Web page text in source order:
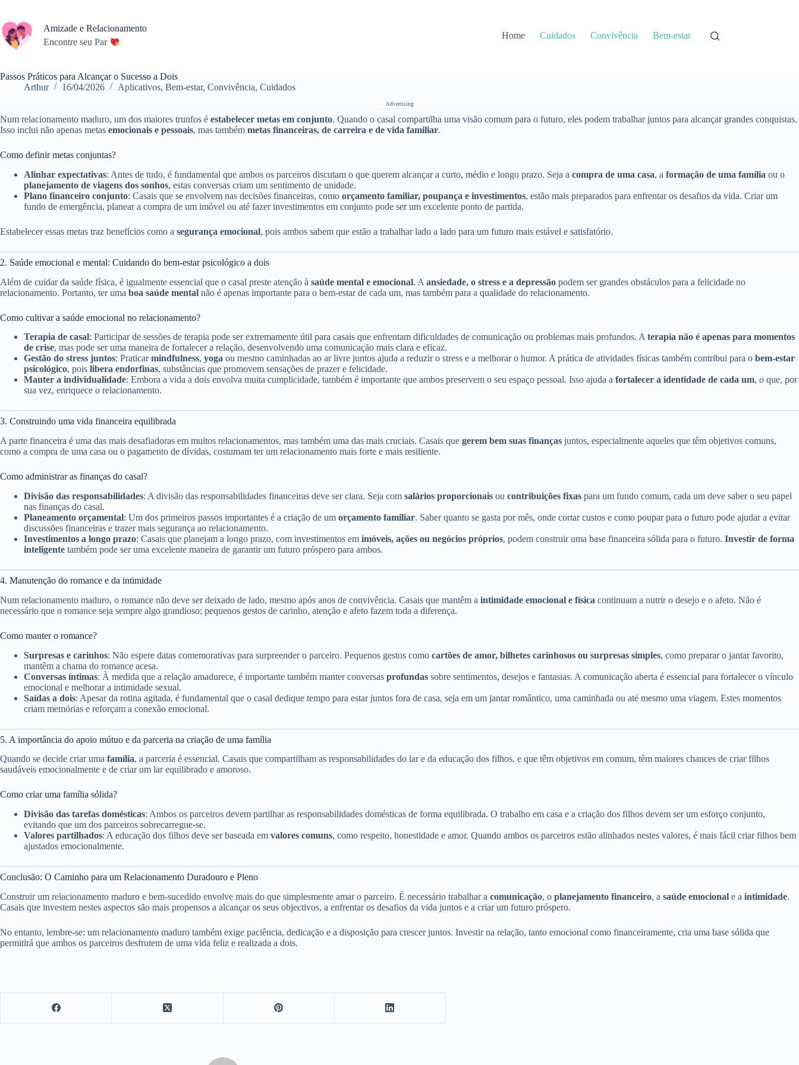
o
conteúdo
Amizade e Relacionamento
Encontre seu Par
Home Cuidados Convivência Bem-estar
Passos Práticos para Alcançar o Sucesso a Dois
Arthur
16/04/2026 Aplicativos, Bem-estar, Convivência, Cuidados
Advertising
Num relacionamento maduro, um dos maiores trunfos é estabelecer metas em conjunto. Quando o casal compartilha uma visão comum para o futuro, eles podem trabalhar juntos para alcançar grandes conquistas.
Isso inclui não apenas metas emocionais e pessoais, mas também metas financeiras, de carreira e de vida familiar.
Como definir metas conjuntas?
Alinhar expectativas: Antes de tudo, é fundamental que ambos os parceiros discutam o que querem alcançar a curto, médio e longo prazo. Seja a compra de uma casa, a formação de uma família ou o
planejamento de viagens dos sonhos, estas conversas criam um sentimento de unidade.
Plano financeiro conjunto: Casais que se envolvem nas decisões financeiras, como orçamento familiar, poupança e investimentos, estão mais preparados para enfrentar os desafios da vida. Criar um
fundo de emergência, planear a compra de um imóvel ou até fazer investimentos em conjunto pode ser um excelente ponto de partida.
Estabelecer essas metas traz benefícios como a segurança emocional, pois ambos sabem que estão a trabalhar lado a lado para um futuro mais estável e satisfatório.
2. Saúde emocional e mental: Cuidando do bem-estar psicológico a dois
Além de cuidar da saúde física, é igualmente essencial que o casal preste atenção à saúde mental e emocional. A ansiedade, o stress e a depressão podem ser grandes obstáculos para a felicidade no
relacionamento. Portanto, ter uma boa saúde mental não é apenas importante para o bem-estar de cada um, mas também para a qualidade do relacionamento.
Como cultivar a saúde emocional no relacionamento?
Terapia de casal: Participar de sessões de terapia pode ser extremamente útil para casais que enfrentam dificuldades de comunicação ou problemas mais profundos. A terapia não é apenas para momentos
de crise, mas pode ser uma maneira de fortalecer a relação, desenvolvendo uma comunicação mais clara e eficaz.
Gestão do stress juntos: Praticarmindfulness, yoga ou mesmo caminhadas ao ar livre juntos ajuda a reduzir o stress e a melhorar o humor. A prática de atividades físicas também contribui para o bem-estar
psicológico, pois libera endorfinas, substâncias que promovem sensações de prazer e felicidade.
Manter a individualidade: Embora a vida a dois envolva muita cumplicidade, também é importante que ambos preservem o seu espaço pessoal. Isso ajuda a fortalecer a identidade de cada um, o que, por
sua vez, enriquece o relacionamento.
3. Construindo uma vida financeira equilibrada
A parte financeira é uma das mais desafiadoras em muitos relacionamentos, mas também uma das mais cruciais. Casais que gerem bem suas finanças juntos, especialmente aqueles que têm objetivos comuns,
como a compra de uma casa ou o pagamento de dívidas, costumam ter um relacionamento mais forte e mais resiliente.
Como administrar as finanças do casal?
Divisão das responsabilidades: A divisão das responsabilidades financeiras deve ser clara. Seja com salários proporcionais ou contribuições fixas para um fundo comum, cada um deve saber o seu papel
nas finanças do casal.
Planeamento orçamental: Um dos primeiros passos importantes é a criação de um orçamento familiar. Saber quanto se gasta por mês, onde cortar custos e como poupar para o futuro pode ajudar a evitar
discussões financeiras e trazer mais segurança ao relacionamento.
Investimentos a longo prazo: Casais que planejam a longo prazo, com investimentos em imóveis, ações ou negócios próprios, podem construir uma base financeira sólida para o futuro. Investir de forma
inteligente também pode ser uma excelente maneira de garantir um futuro próspero para ambos.
4. Manutenção do romance e da intimidade
Num relacionamento maduro, o romance não deve ser deixado de lado, mesmo após anos de convivência. Casais que mantêm a intimidade emocional e física continuam a nutrir o desejo e o afeto. Não é
necessário que o romance seja sempre algo grandioso; pequenos gestos de carinho, atenção e afeto fazem toda a diferença.
Como manter o romance?
Surpresas e carinhos: Não espere datas comemorativas para surpreender o parceiro. Pequenos gestos como cartões de amor, bilhetes carinhosos ou surpresas simples, como preparar o jantar favorito,
mantêm a chama do romance acesa.
Conversas íntimas: À medida que a relação amadurece, é importante também manter conversas profundas sobre sentimentos, desejos e fantasias. A comunicação aberta é essencial para fortalecer o vínculo
emocional e melhorar a intimidade sexual.
Saídas a dois: Apesar da rotina agitada, é fundamental que o casal dedique tempo para estar juntos fora de casa, seja em um jantar romântico, uma caminhada ou até mesmo uma viagem. Estes momentos
criam memórias e reforçam a conexão emocional.
5. A importância do apoio mútuo e da parceria na criação de uma família
Quando se decide criar uma família, a parceria é essencial. Casais que compartilham as responsabilidades do lar e da educação dos filhos, e que têm objetivos em comum, têm maiores chances de criar filhos
saudáveis emocionalmente e de criar um lar equilibrado e amoroso.
Como criar uma família sólida?
Divisão das tarefas domésticas: Ambos os parceiros devem partilhar as responsabilidades domésticas de forma equilibrada. O trabalho em casa e a criação dos filhos devem ser um esforço conjunto,
evitando que um dos parceiros sobrecarregue-se.
Valores partilhados: A educação dos filhos deve ser baseada em valores comuns, como respeito, honestidade e amor. Quando ambos os parceiros estão alinhados nestes valores, é mais fácil criar filhos bem
ajustados emocionalmente.
Conclusão: O Caminho para um Relacionamento Duradouro e Pleno
Construir um relacionamento maduro e bem-sucedido envolve mais do que simplesmente amar o parceiro. É necessário trabalhar a comunicação, o planejamento financeiro, a saúde emocional e a intimidade.
Casais que investem nestes aspectos são mais propensos a alcançar os seus objectivos, a enfrentar os desafios da vida juntos e a criar um futuro próspero.
No entanto, lembre-se: um relacionamento maduro também exige paciência, dedicação e a disposição para crescer juntos. Investir na relação, tanto emocional como financeiramente, cria uma base sólida que
permitirá que ambos os parceiros desfrutem de uma vida feliz e realizada a dois.